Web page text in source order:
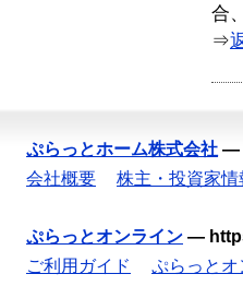
合
⇒
ぷらっとホーム株式会社 —
会社概要
株主・投資家情
ぷらっとオンライン —
ご利用ガイド
ぷらっとオ